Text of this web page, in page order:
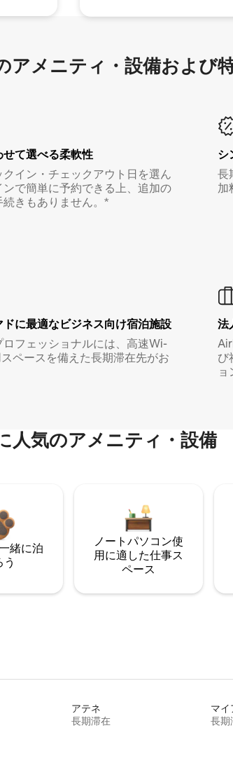
ア⁠メ⁠ニ⁠テ⁠ィ⁠・設⁠備⁠および
て選べる柔軟性
イン・チェックアウト日を選ん
ンで簡単に予約できる上、追加の
きもありません。*
シ
長
加
に最⁠適⁠なビ⁠ジ⁠ネ⁠ス⁠向⁠け宿⁠泊⁠施⁠設
ロフェッショナルには、高速Wi-
ペースを備えた長期滞在先がお
法
び
人気のアメニティ・設備
緒に泊
う
ノートパソコン使
用に適した仕事ス
ペース
アテネ
長期滞在
マイ
長期